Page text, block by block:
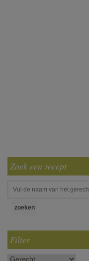
Zoek een recept
Filter